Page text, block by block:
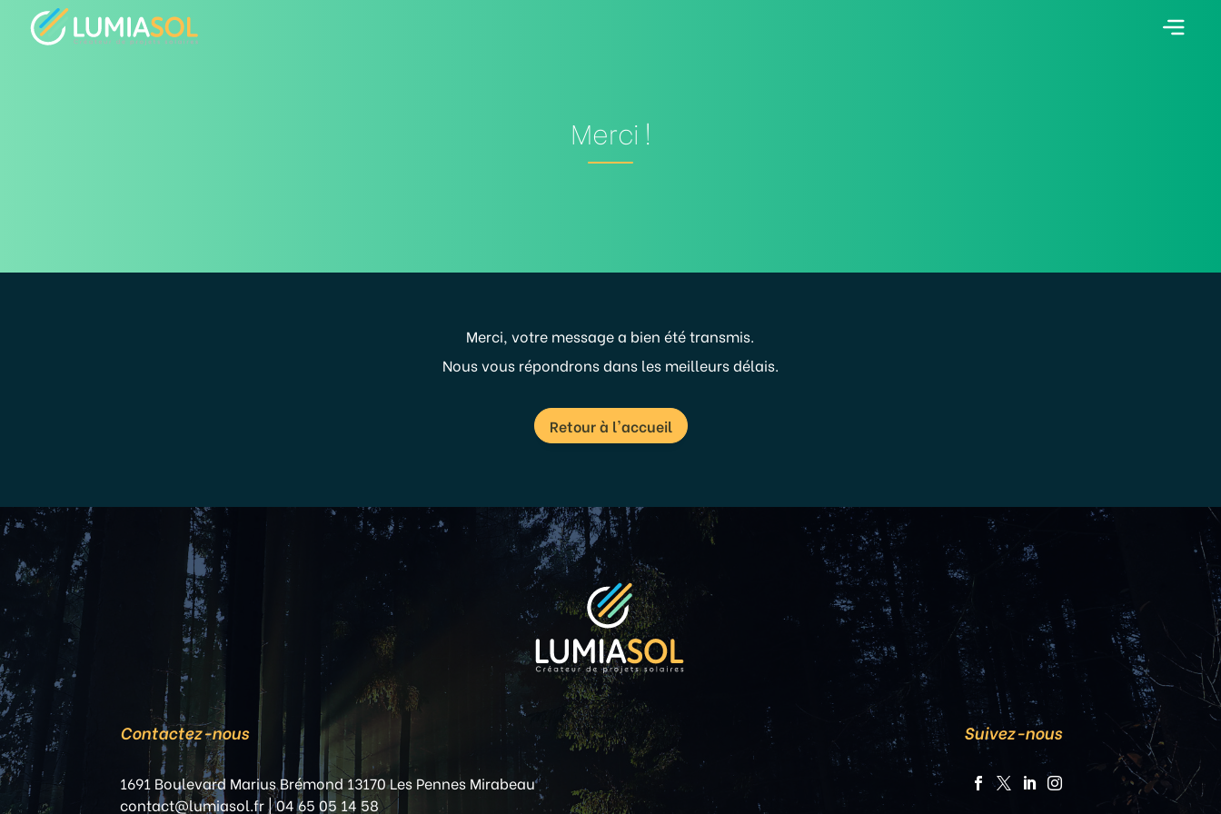
Merci !
Merci, votre message a bien été transmis.
Nous vous répondrons dans les meilleurs délais.
Retour à l'accueil
Contactez-nous
1691 Boulevard Marius Brémond 13170 Les Pennes Mirabeau
contact@lumiasol.fr|04 65 05 14 58
Suivez-nous
   